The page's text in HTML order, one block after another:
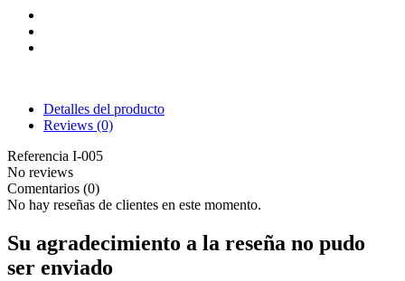
Detalles del producto
Reviews (0)
Referencia I-005
No reviews
Comentarios (0)
No hay reseñas de clientes en este momento.
Su agradecimiento a la reseña no pudo
ser enviado